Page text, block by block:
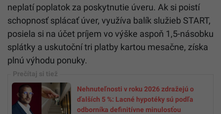
neplatí poplatok za poskytnutie úveru. Ak si poistí
schopnosť splácať úver, využíva balík služieb START,
posiela si na účet príjem vo výške aspoň 1,5-násobku
splátky a uskutoční tri platby kartou mesačne, získa
plnú výhodu ponuky.
Nehnuteľnosti v roku 2026 zdražejú o
ďalších 5 %: Lacné hypotéky sú podľa
odborníka definitívne minulosťou